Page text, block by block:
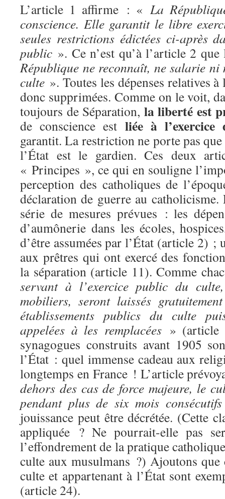
L’article 1 affirme : « La
conscience. Elle garantit le libre
seules restrictions édictées ci-après
public ». Ce n’est qu’à l’article 2
République ne reconnaît, ne salarie ni
culte ». Toutes les dépenses relatives
donc supprimées. Comme on le voit,
toujours de Séparation, la liberté est
de conscience est liée à l’exercice
garantit. La restriction ne porte pas
l’État est le gardien. Ces deux
« Principes », ce qui en souligne
perception des catholiques de
déclaration de guerre au catholicisme.
série de mesures prévues : les
d’aumônerie dans les écoles,
d’être assumées par l’État (article 2) ;
aux prêtres qui ont exercé des
la séparation (article 11). Comme
servant à l’exercice public du
mobiliers, seront laissés
établissements publics du culte
appelées à les remplacées » (article
synagogues construits avant 1905
l’État : quel immense cadeau aux
longtemps en France ! L’article
dehors des cas de force majeure, le
pendant plus de six mois
jouissance peut être décrétée. (Cette
appliquée ? Ne pourrait-elle pas
l’effondrement de la pratique
culte aux musulmans ?) Ajoutons que
culte et appartenant à l’État sont
(article 24).